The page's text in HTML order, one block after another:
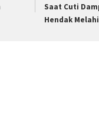
Saat Cuti
Hendak